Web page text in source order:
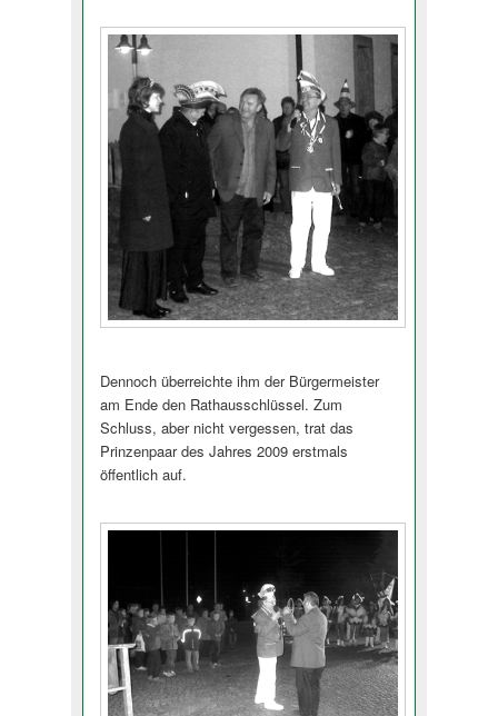
Dennoch überreichte ihm der Bürgermeister
am Ende den Rathausschlüssel. Zum
Schluss, aber nicht vergessen, trat das
Prinzenpaar des Jahres 2009 erstmals
öffentlich auf.